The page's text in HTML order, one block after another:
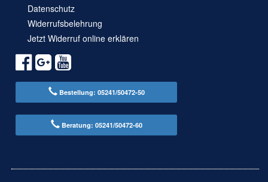
Datenschutz
Widerrufsbelehrung
Jetzt Widerruf online erklären
Bestellung: 05241/50472-50
Beratung: 05241/50472-60